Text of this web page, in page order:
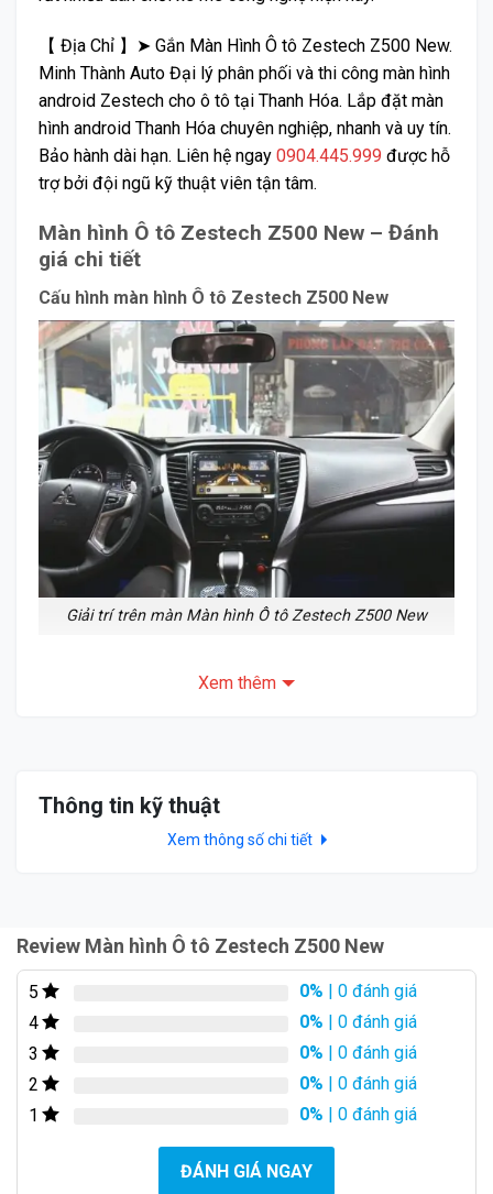
【 Địa Chỉ 】➤ Gắn Màn Hình Ô tô Zestech Z500 New.
Minh Thành Auto Đại lý phân phối và thi công màn hình
android Zestech cho ô tô tại Thanh Hóa. Lắp đặt màn
hình android Thanh Hóa chuyên nghiệp, nhanh và uy tín.
Bảo hành dài hạn. Liên hệ ngay 0904.445.999 được hỗ
trợ bởi đội ngũ kỹ thuật viên tận tâm.
Màn hình Ô tô Zestech Z500 New – Đánh
giá chi tiết
Cấu hình màn hình Ô tô Zestech Z500 New
Giải trí trên màn Màn hình Ô tô Zestech Z500 New
Màn hình Ô tô Zestech Z500 New là màn hình công
Màn hình được trang bị kính cường lực 2.5D cho người
dùng thao tác thoải mái. Đồng thời, vẻ ngoài cứng cáp
cũng khiến thiết bị hoạt động tốt kể cả khi xe rung lắc
Xem thêm
Thông tin kỹ thuật
Xem thông số chi tiết
Review Màn hình Ô tô Zestech Z500 New
5 0% | 0 đánh giá
4
0% | 0 đánh giá
3
0% | 0 đánh giá
2
0% | 0 đánh giá
1
0% | 0 đánh giá
ĐÁNH GIÁ NGAY